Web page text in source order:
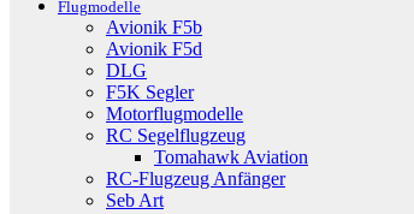
Flugmodelle
Avionik F5b
Avionik F5d
DLG
F5K Segler
Motorflugmodelle
RC Segelflugzeug
Tomahawk Aviation
RC-Flugzeug Anfänger
Seb Art